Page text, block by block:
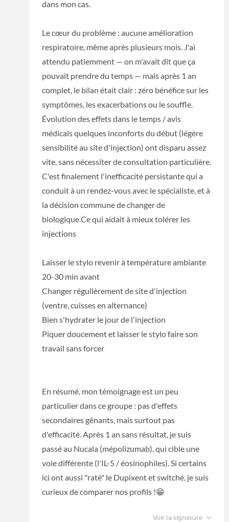
dans mon cas.
Le cœur du problème : aucune amélioration
respiratoire, même après plusieurs mois. J'ai
attendu patiemment — on m'avait dit que ça
pouvait prendre du temps — mais après 1 an
complet, le bilan était clair : zéro bénéfice sur les
symptômes, les exacerbations ou le souffle.
Évolution des effets dans le temps / avis
médicals quelques inconforts du début (légère
sensibilité au site d'injection) ont disparu assez
vite, sans nécessiter de consultation particulière.
C'est finalement l'inefficacité persistante qui a
conduit à un rendez-vous avec le spécialiste, et à
la décision commune de changer de
biologique.Ce qui aidait à mieux tolérer les
injections
Laisser le stylo revenir à température ambiante
20-30 min avant
Changer régulièrement de site d'injection
(ventre, cuisses en alternance)
Bien s'hydrater le jour de l'injection
Piquer doucement et laisser le stylo faire son
travail sans forcer
En résumé, mon témoignage est un peu
particulier dans ce groupe : pas d'effets
secondaires gênants, mais surtout pas
d'efficacité. Après 1 an sans résultat, je suis
passé au Nucala (mépolizumab), qui cible une
voie différente (l'IL-5 / éosinophiles). Si certains
ici ont aussi "raté" le Dupixent et switché, je suis
curieux de comparer nos profils !😁
Voir la signature